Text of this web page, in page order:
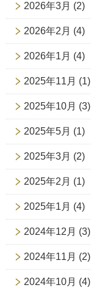
2026年3月 (2)
2026年2月 (4)
2026年1月 (4)
2025年11月 (1)
2025年10月 (3)
2025年5月 (1)
2025年3月 (2)
2025年2月 (1)
2025年1月 (4)
2024年12月 (3)
2024年11月 (2)
2024年10月 (4)